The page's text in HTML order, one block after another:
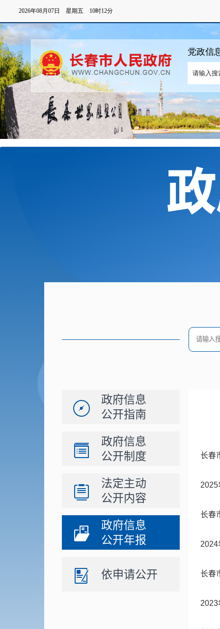
政府信息
公开指南
政府信息
公开制度
法定主动
公开内容
政府信息
公开年报
依申请公开
长春
2025
长春
2024
长春
2023